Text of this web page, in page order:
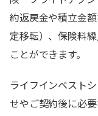
約返戻金や積立金
定移転）、保険料
ことができます。
ライフインベスト
せやご契約後に必